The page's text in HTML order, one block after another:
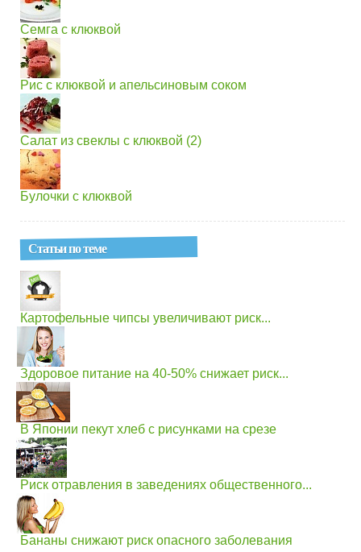
Семга с клюквой
Рис с клюквой и апельсиновым соком
Салат из свеклы с клюквой (2)
Булочки с клюквой
Статьи по теме
Картофельные чипсы увеличивают риск...
Здоровое питание на 40-50% снижает риск...
В Японии пекут хлеб с рисунками на срезе
Риск отравления в заведениях общественного...
Бананы снижают риск опасного заболевания